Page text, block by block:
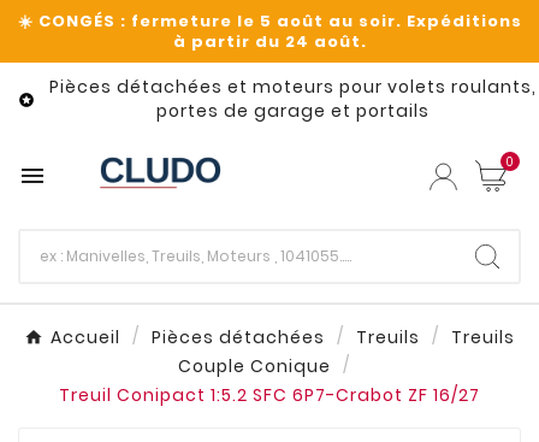

Pièces détachées et moteurs pour volets roulants,
portes de garage et portails
 0
Accueil Pièces détachées Treuils
Treuils
Couple Conique
Treuil Conipact 1:5.2 SFC 6P7-Crabot ZF 16/27